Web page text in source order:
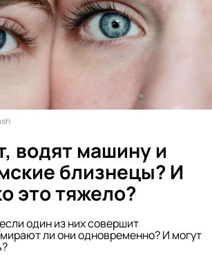
водят машину и
близнецы? И
это тяжело?
один из них совершит
ли они одновременно? И могут